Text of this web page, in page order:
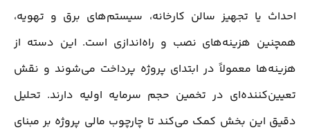
احداث یا تجهیز سالن کارخانه، سیستم‌های برق و تهویه،
همچنین هزینه‌های نصب و راه‌اندازی است. این دسته از
هزینه‌ها معمولاً در ابتدای پروژه پرداخت می‌شوند و نقش
تعیین‌کننده‌ای در تخمین حجم سرمایه اولیه دارند. تحلیل
دقیق این بخش کمک می‌کند تا چارچوب مالی پروژه بر مبنای